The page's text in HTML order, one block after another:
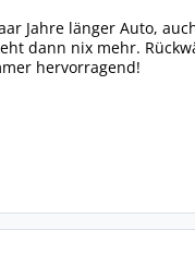
Jahre länger Auto,
dann nix mehr.
hervorragend!